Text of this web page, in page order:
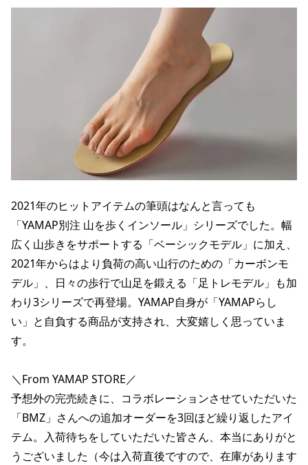
2021年のヒットアイテムの筆頭はなんと言っても
「YAMAP別注 山を歩くインソール」シリーズでした。幅
広く山歩きをサポートする「ベーシックモデル」に加え、
2021年からはより負荷の高い山行のための「カーボンモ
デル」、日々の歩行で山足を鍛える「足トレモデル」も加
わり3シリーズで再登場。YAMAP自身が「YAMAPらし
い」と自負する商品が支持され、大変嬉しく思っていま
す。
＼From YAMAP STORE／
予想外の完売続きに、コラボレーションさせていただいた
「BMZ」さんへの追加オーダーを3回ほど繰り返したアイ
テム。入荷待ちをしていただいた皆さん、本当にありがと
うございました（今は入荷直後ですので、在庫があります